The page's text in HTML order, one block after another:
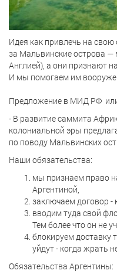
Идея как привлечь на свою
за Мальвинские острова —
Англией), а они признают
И мы помогаем им
Предложение в МИД РФ
- В развитие саммита
колониальной эры
по поводу Мальвинских
Наши обязательства:
мы признаем право
Аргентиной,
заключаем договор -
вводим туда свой
Тем более что он не
блокируем доставку
уйдут - когда жрать
Обязательства Аргентины: